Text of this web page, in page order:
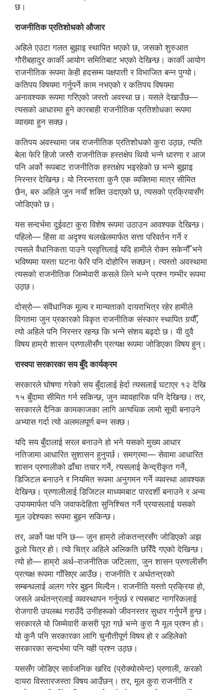
छ।
राजनीतिक प्रतिशोधको औजार
अहिले एउटा गलत बुझाइ स्थापित भएको छ, जसको शुरुआत
गौरीबहादुर कार्की आयोग समितिबाट भएको देखिन्छ। कार्की आयोग
राजनीतिक रूपमा केही हदसम्म पक्षपाती र विभाजित बन्न पुग्यो।
कतिपय विषयमा गर्नुपर्ने काम नभएको र कतिपय विषयमा
अनावश्यक रूपमा गरिएको जस्तो अवस्था छ। यसले देखाउँछ—
त्यसको आधारमा हुने कारबाही राजनीतिक प्रतिशोधका रूपमा
व्याख्या हुन सक्छ।
कतिपय अवस्थामा जब राजनीतिक प्रतिशोधको कुरा उठ्छ, त्यति
बेला फेरि हिजो जस्तै राजनीतिक हस्तक्षेप थियो भन्ने धारणा र आज
पनि अर्को रूपबाट राजनीतिक हस्तक्षेप भइरहेको छ भन्ने बुझाइ
निरन्तर देखिन्छ। यो निरन्तरता कुनै एक व्यक्तिमा मात्र सीमित
छैन, बरु अहिले जुन नयाँ शक्ति उदाएको छ, त्यसको प्रक्रियासँग
जोडिएको छ।
यस सन्दर्भमा दुईवटा कुरा विशेष रूपमा उठाउन आवश्यक देखिन्छ।
पहिलो— हिंसा वा अदृश्य चलखेलमार्फत सत्ता परिवर्तन गर्ने र
त्यसले वैधानिकता पाउने प्रवृत्तिलाई यदि हामीले रोक्न सकेनौँ भने
भविष्यमा यस्ता घटना फेरि पनि दोहोरिन सक्छन्। त्यस्तो अवस्थामा
त्यसको राजनीतिक जिम्मेवारी कसले लिने भन्ने प्रश्न गम्भीर रूपमा
उठ्छ।
दोस्रो— संवैधानिक मूल्य र मान्यताको दायराभित्र रहेर हामीले
विगतमा जुन प्रकारको विकृत राजनीतिक संस्कार स्थापित गर्‍यौँ,
त्यो अहिले पनि निरन्तर रहन्छ कि भन्ने संशय बढ्दो छ। यी दुवै
विषय हाम्रो शासन प्रणालीसँग प्रत्यक्ष रूपमा जोडिएका विषय हुन्।
रास्वपा सरकारका सय बुँदे कार्यक्रम
सरकारले घोषणा गरेको सय बुँदालाई हेर्दा त्यसलाई घटाएर १२ देखि
१५ बुँदामा सीमित गर्न सकिन्छ, जुन व्यावहारिक पनि देखिन्छ। तर,
सरकारले दैनिक कामकाजका लागि अत्यधिक लामो सूची बनाउने
अभ्यास गर्दा त्यो अलमलपूर्ण बन्न सक्छ।
यदि सय बुँदालाई सरल बनाउने हो भने यसको मुख्य आधार
नतिजामा आधारित सुशासन हुनुपर्छ। समग्रमा— सेवामा आधारित
शासन प्रणालीको ढाँचा तयार गर्ने, त्यसलाई केन्द्रीकृत गर्ने,
डिजिटल बनाउने र नियमित रूपमा अनुगमन गर्ने व्यवस्था आवश्यक
देखिन्छ। प्रणालीलाई डिजिटल माध्यमबाट पारदर्शी बनाउने र अन्य
उपायमार्फत पनि जवाफदेहिता सुनिश्चित गर्ने प्रयासलाई यसको
मूल उद्देश्यका रूपमा बुझ्न सकिन्छ।
तर, अर्को पक्ष पनि छ— जुन हाम्रो लोकतन्त्रसँग जोडिएको अझ
ठूलो चित्र हो। त्यो चित्र अहिले अलिकति छरिँदै गएको देखिन्छ।
त्यो हो— हाम्रो अर्थ–राजनीतिक जटिलता, जुन शासन प्रणालीसँग
प्रत्यक्ष रूपमा गाँसिएर आउँछ। राजनीति र अर्थतन्त्रको
सम्बन्धलाई अलग गरेर बुझ्न मिल्दैन। राजनीति यस्तो प्रक्रिया हो,
जसले अर्थतन्त्रलाई व्यवस्थापन गर्नुपर्छ र त्यसबाट नागरिकलाई
रोजगारी उपलब्ध गराउँदै उनीहरूको जीवनस्तर सुधार गर्नुपर्ने हुन्छ।
सरकारले यो जिम्मेवारी कसरी पूरा गर्छ भन्ने कुरा नै मूल प्रश्न हो।
यो कुनै पनि सरकारका लागि चुनौतीपूर्ण विषय हो र अहिलेको
सरकारका सन्दर्भमा पनि यही प्रश्न उठ्छ।
यससँग जोडिएर सार्वजनिक खरिद (प्रोक्योरमेन्ट) प्रणाली, करको
दायरा विस्तारजस्ता विषय आउँछन्। तर, मूल कुरा राजनीति र